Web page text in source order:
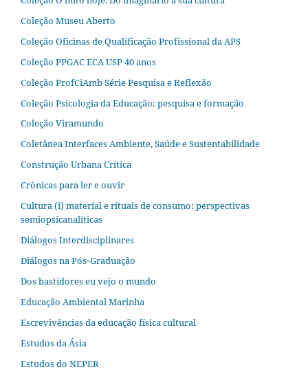
Coleção Museu Aberto
Coleção Oficinas de Qualificação Profissional da APS
Coleção PPGAC ECA USP 40 anos
Coleção ProfCiAmb Série Pesquisa e Reflexão
Coleção Psicologia da Educação: pesquisa e formação
Coleção Viramundo
Coletânea Interfaces Ambiente, Saúde e Sustentabilidade
Construção Urbana Crítica
Crônicas para ler e ouvir
Cultura (i) material e rituais de consumo: perspectivas
semiopsicanalíticas
Diálogos Interdisciplinares
Diálogos na Pós‐Graduação
Dos bastidores eu vejo o mundo
Educação Ambiental Marinha
Escrevivências da educação física cultural
Estudos da Ásia​
Estudos do NEPER